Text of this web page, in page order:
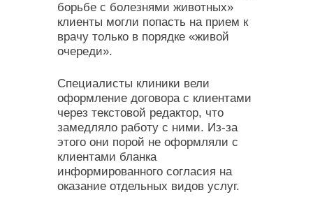
борьбе с болезнями животных»
клиенты могли попасть на прием к
врачу только в порядке «живой
очереди».
Специалисты клиники вели
оформление договора с клиентами
через текстовой редактор, что
замедляло работу с ними. Из-за
этого они порой не оформляли с
клиентами бланка
информированного согласия на
оказание отдельных видов услуг.